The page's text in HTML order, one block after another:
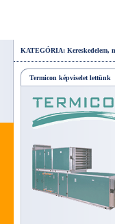
KATEGÓRIA: Kereskedelem,
Termicon képviselet lettünk